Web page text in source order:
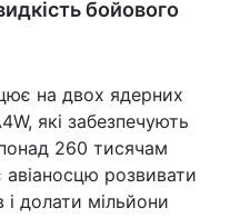
бойового
на двох ядерних
які забезпечують
260 тисячам
авіаносцю розвивати
і долати мільйони